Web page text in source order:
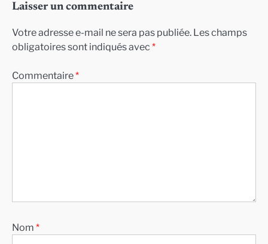
Laisser un commentaire
Votre adresse e-mail ne sera pas publiée. Les champs
obligatoires sont indiqués avec *
Commentaire*
Nom *